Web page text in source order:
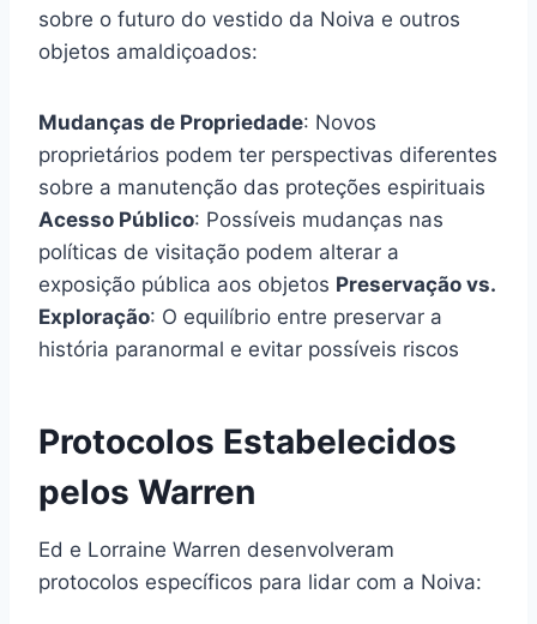
sobre o futuro do vestido da Noiva e outros
objetos amaldiçoados:
Mudanças de Propriedade: Novos
proprietários podem ter perspectivas diferentes
sobre a manutenção das proteções espirituais
Acesso Público: Possíveis mudanças nas
políticas de visitação podem alterar a
exposição pública aos objetos Preservação vs.
Exploração: O equilíbrio entre preservar a
história paranormal e evitar possíveis riscos
Protocolos Estabelecidos
pelos Warren
Ed e Lorraine Warren desenvolveram
protocolos específicos para lidar com a Noiva: